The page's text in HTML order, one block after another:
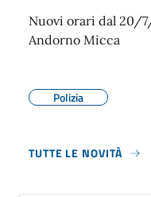
Nuovi orari dal 20/
Andorno Micca
Polizia
TUTTE LE NOVITÀ